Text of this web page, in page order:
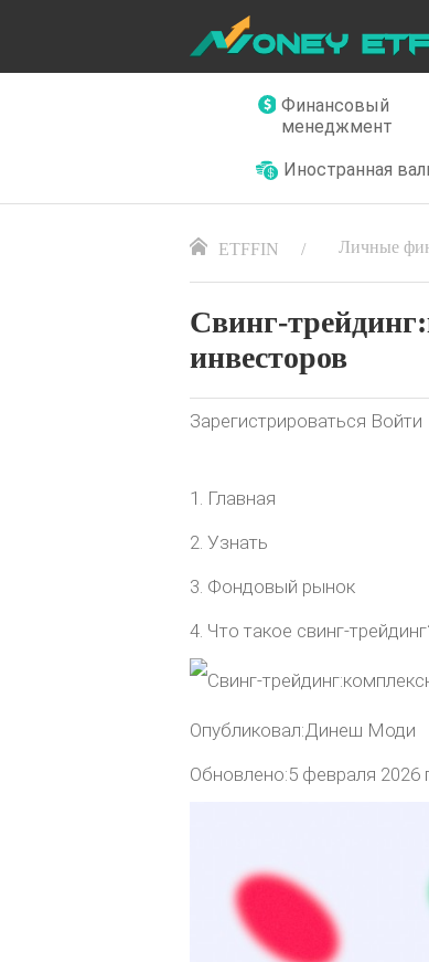
Финансовый
менеджмент
Иностранная
ETFFIN Личные
Свинг-
инвесторов
Зарегистрироваться Войти
Главная
Узнать
Фондовый рынок
Что такое свинг-
Опубликовал:Динеш Моди
Обновлено:5 февраля 2026